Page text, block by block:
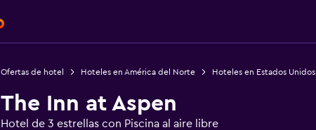
Ofertas de hotel Hoteles en América del Norte Hoteles en Estados Unidos
The Inn at Aspen
Hotel de 3 estrellas con Piscina al aire libre